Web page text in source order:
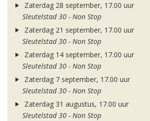
Zaterdag 28 september, 17.00 uur
Sleutelstad 30 - Non Stop
Zaterdag 21 september, 17.00 uur
Sleutelstad 30 - Non Stop
Zaterdag 14 september, 17.00 uur
Sleutelstad 30 - Non Stop
Zaterdag 7 september, 17.00 uur
Sleutelstad 30 - Non Stop
Zaterdag 31 augustus, 17.00 uur
Sleutelstad 30 - Non Stop